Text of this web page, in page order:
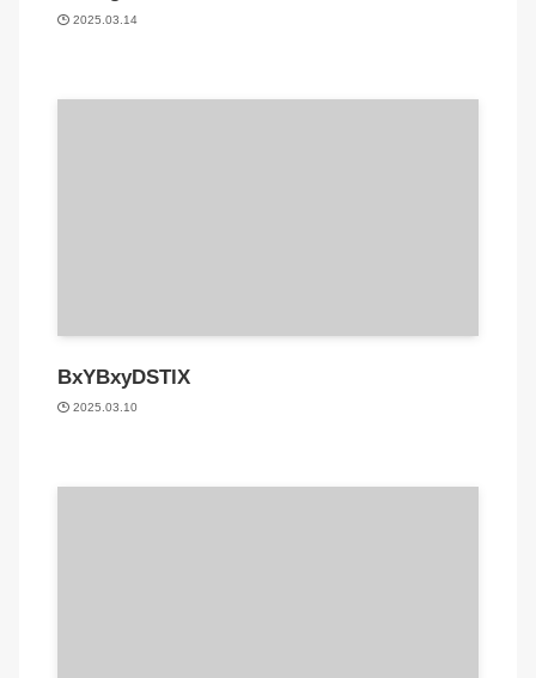
2025.03.14
BxYBxyDSTlX
2025.03.10